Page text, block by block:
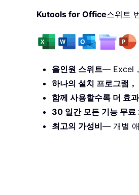
Kutools for Office스위트
올인원 스위트— Excel
하나의 설치 프로그램
함께 사용할수록 더 효
30 일간 모든 기능 무료
최고의 가성비— 개별